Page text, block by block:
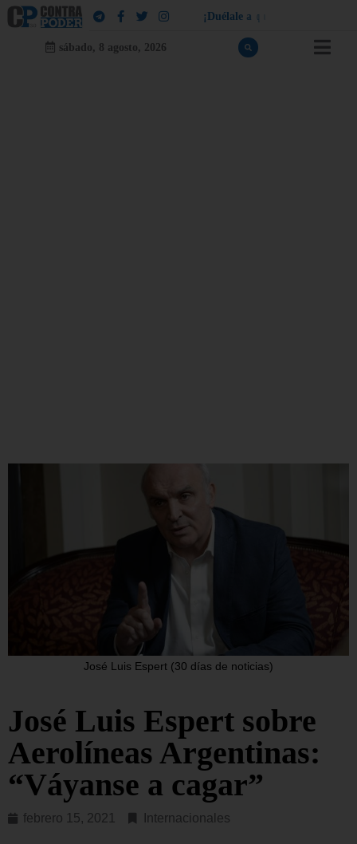
¡ Dué a e a q
sábado, 8 agosto, 2026
José Luis Espert (30 días de noticias)
José Luis Espert sobre
Aerolíneas Argentinas:
“Váyanse a cagar”
febrero 15, 2021 Internacionales